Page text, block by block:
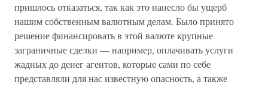
пришлось отказаться, так как это нанесло бы ущерб
нашим собственным валютным делам. Было принято
решение финансировать в этой валюте крупные
заграничные сделки — например, оплачивать услуги
жадных до денег агентов, которые сами по себе
представляли для нас известную опасность, а также